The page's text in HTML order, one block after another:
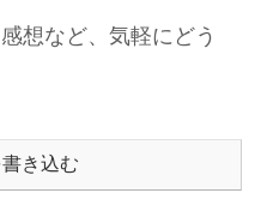
感想など、気軽にどう
き込む